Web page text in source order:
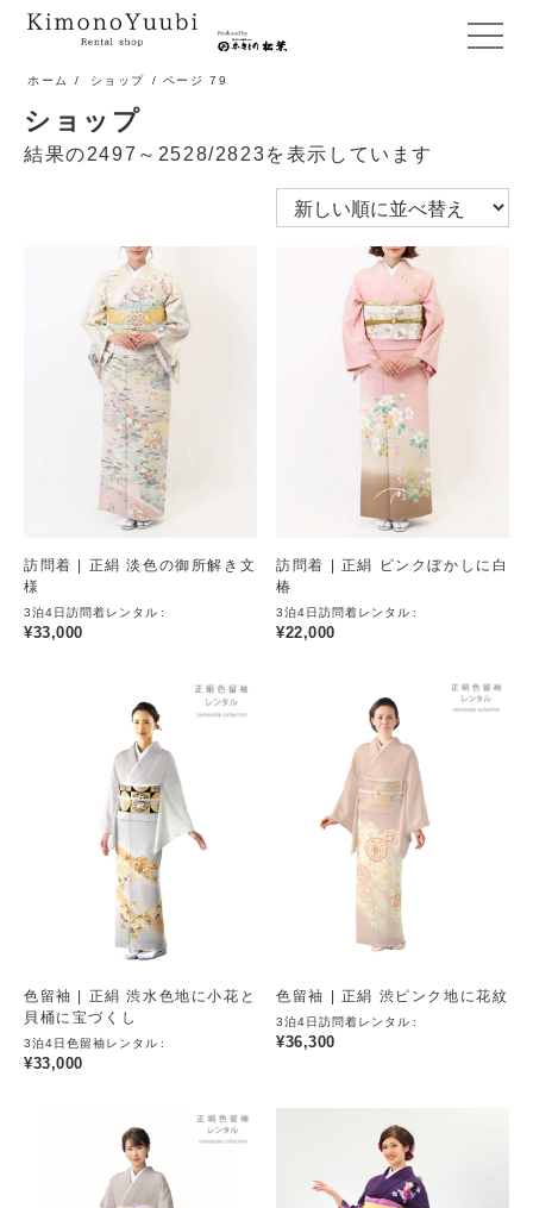
メ
閉
ホーム / ショップ / ページ 79
ショップ
結果の2497～2528/2823を表示しています
訪問着 | 正絹 淡色の御所解き文
様
3泊4日訪問着レンタル
¥33,000
訪問着 | 正絹 ピンクぼかしに白
椿
3泊4日訪問着レンタル
¥22,000
色留袖 | 正絹 渋水色地に小花と
貝桶に宝づくし
3泊4日色留袖レンタル
¥33,000
色留袖 | 正絹 渋ピンク地に花紋
3泊4日訪問着レンタル
¥36,300